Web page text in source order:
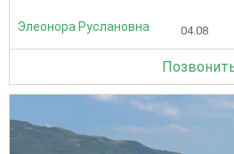
Элеонора Руслановна 04.08